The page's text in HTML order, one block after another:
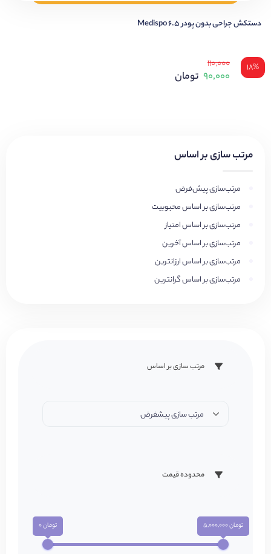
مرتب سازی بر اساس
مرتب‌سازی پیش‌فرض
مرتب‌سازی بر اساس محبوبیت
مرتب‌سازی بر اساس امتیاز
مرتب‌سازی بر اساس آخرین
مرتب‌سازی بر اساس ارزانترین
مرتب‌سازی بر اساس گرانترین
مرتب سازی بر اساس
مرتب سازی پیشفرض
محدوده قیمت
تومان 0 تومان 5,000,000
دستکش جراحی بدون پودر 6.5 Medispo
۱۸% ۱۱۰,۰۰۰
۹۰,۰۰۰ تومان